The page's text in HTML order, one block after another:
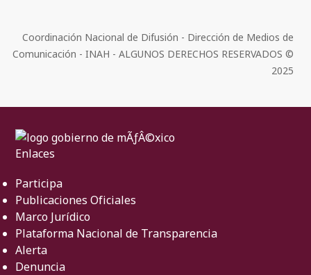
Coordinación Nacional de Difusión - Dirección de Medios de
Comunicación - INAH - ALGUNOS DERECHOS RESERVADOS ©
2025
Enlaces
Participa
Publicaciones Oficiales
Marco Jurídico
Plataforma Nacional de Transparencia
Alerta
Denuncia